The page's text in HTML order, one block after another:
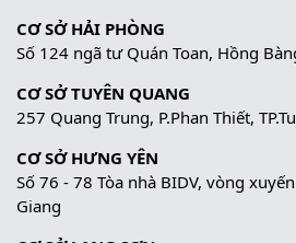
CƠ SỞ HẢI PHÒNG
Số 124 ngã tư Quán Toan, Hồng
CƠ SỞ TUYÊN QUANG
257 Quang Trung, P.Phan Thiết,
CƠ SỞ HƯNG YÊN
Số 76 - 78 Tòa nhà BIDV, vòng
Giang